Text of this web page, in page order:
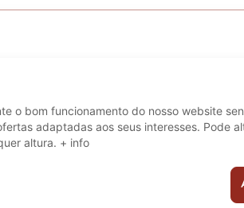
o bom funcionamento do nosso website
adaptadas aos seus interesses. Pode
altura. + info